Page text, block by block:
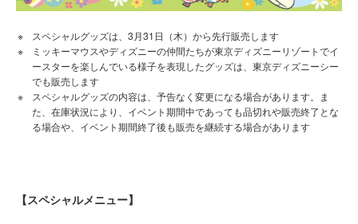
スペシャルグッズは、3月31日（木）から先行販売します
ミッキーマウスやディズニーの仲間たちが東京ディズニーリゾートでイ
ースターを楽しんでいる様子を表現したグッズは、東京ディズニーシー
でも販売します
スペシャルグッズの内容は、予告なく変更になる場合があります。ま
た、在庫状況により、イベント期間中であっても品切れや販売終了とな
る場合や、イベント期間終了後も販売を継続する場合があります
【スペシャルメニュー】